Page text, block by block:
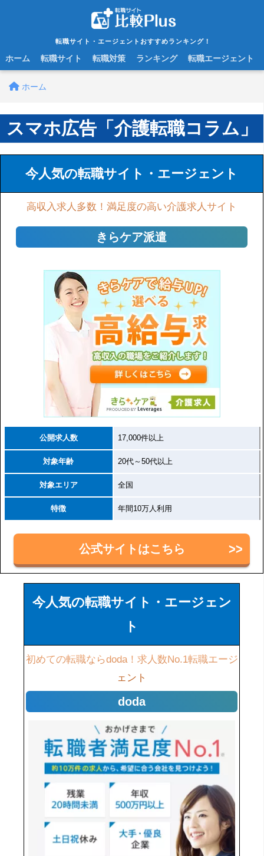
転職サイト・エージェントおすすめランキング！
ホーム 転職サイト 転職対策 ランキング 転職エージェント
ホーム
スマホ広告「介護転職コラム」
今人気の転職サイト・エージェント
高収入求人多数！満足度の高い介護求人サイト
きらケア派遣
公開求人数 17,000件以上
対象年齢 20代～50代以上
対象エリア 全国
特徴 年間10万人利用
公式サイトはこちら
今人気の転職サイト・エージェン
ト
初めての転職ならdoda！求人数No.1転職エージ
ェント
doda